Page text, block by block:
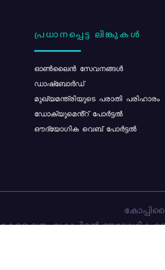
പ്രധാനപ്പെട്ട ലിങ്കുകൾ
ഓൺലൈൻ സേവനങ്ങൾ
ഡാഷ്ബോർഡ്
മുഖ്യമന്ത്രിയുടെ പരാതി പരിഹാരം
ഡോക്യുമെൻ്റ് പോർട്ടൽ
ഔദ്യോഗിക വെബ് പോർട്ടൽ
കേരള വനം വകുപ്പിന്റെ ഔദ്യോഗിക